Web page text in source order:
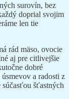
surovín, bez
doprial svojim
len tie
rád mäso, ovocie
aj pre citlivejšie
dobré
a radosti z
súčasťou šťastných